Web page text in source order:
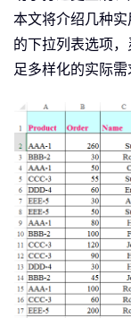
本文将介绍几种
的下拉列表选项
足多样化的实际需